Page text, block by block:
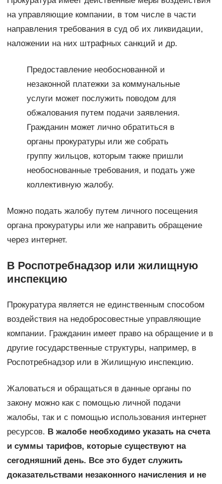
на управляющие компании, в том числе в части
направления требования в суд об их ликвидации,
наложении на них штрафных санкций и др.
Предоставление необоснованной и
незаконной платежки за коммунальные
услуги может послужить поводом для
обжалования путем подачи заявления.
Гражданин может лично обратиться в
органы прокуратуры или же собрать
группу жильцов, которым также пришли
необоснованные требования, и подать уже
коллективную жалобу.
Можно подать жалобу путем личного посещения
органа прокуратуры или же направить обращение
через интернет.
В Роспотребнадзор или жилищную
инспекцию
Прокуратура является не единственным способом
воздействия на недобросовестные управляющие
компании. Гражданин имеет право на обращение и в
другие государственные структуры, например, в
Роспотребнадзор или в Жилищную инспекцию.
Жаловаться и обращаться в данные органы по
закону можно как с помощью личной подачи
жалобы, так и с помощью использования интернет
ресурсов. В жалобе необходимо указать на счета
и суммы тарифов, которые существуют на
сегодняшний день. Все это будет служить
доказательствами незаконного начисления и не